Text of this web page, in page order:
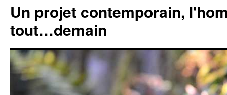
Un projet contemporain,
tout…demain